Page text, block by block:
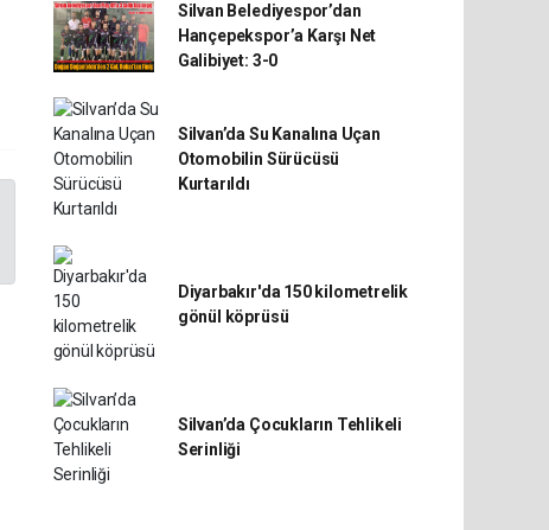
Silvan Belediyespor’dan
Hançepekspor’a Karşı Net
Galibiyet: 3-0
Silvan’da Su Kanalına Uçan
Otomobilin Sürücüsü
Kurtarıldı
Diyarbakır'da 150 kilometrelik
gönül köprüsü
Silvan’da Çocukların Tehlikeli
Serinliği